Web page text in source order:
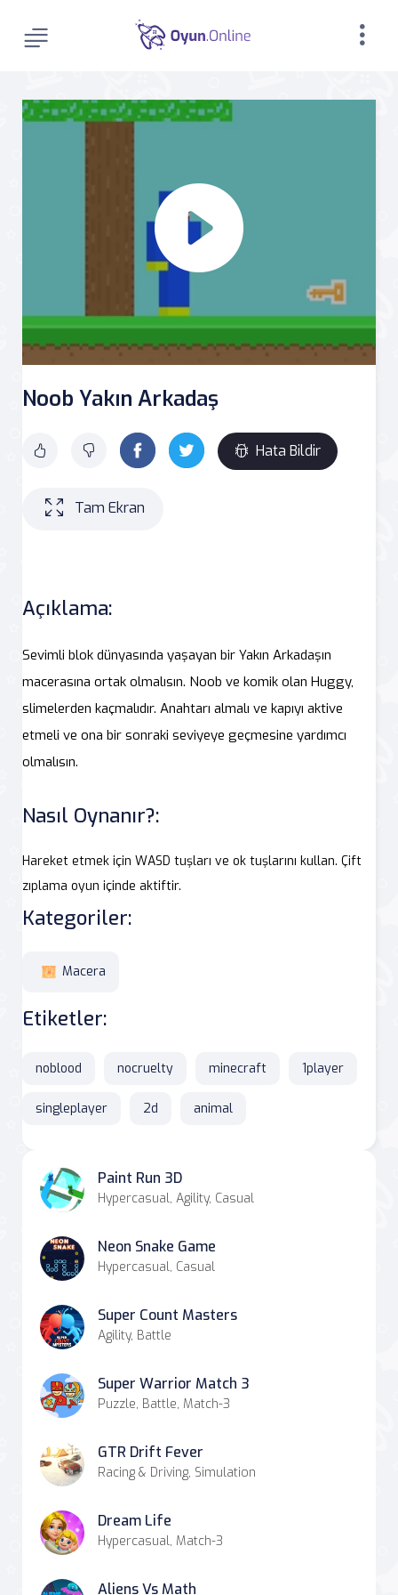
Noob Yakın Arkadaş
Hata Bildir
Tam Ekran
Açıklama:
Sevimli blok dünyasında yaşayan bir Yakın Arkadaşın
macerasına ortak olmalısın. Noob ve komik olan Huggy,
slimelerden kaçmalıdır. Anahtarı almalı ve kapıyı aktive
etmeli ve ona bir sonraki seviyeye geçmesine yardımcı
olmalısın.
Nasıl Oynanır?:
Hareket etmek için WASD tuşları ve ok tuşlarını kullan. Çift
zıplama oyun içinde aktiftir.
Kategoriler:
Macera
Etiketler:
noblood nocruelty minecraft 1player
singleplayer 2d animal
Paint Run 3D
Hypercasual, Agility, Casual
Neon Snake Game
Hypercasual, Casual
Super Count Masters
Agility, Battle
Super Warrior Match 3
Puzzle, Battle, Match-3
GTR Drift Fever
Racing & Driving, Simulation
Dream Life
Hypercasual, Match-3
Aliens Vs Math